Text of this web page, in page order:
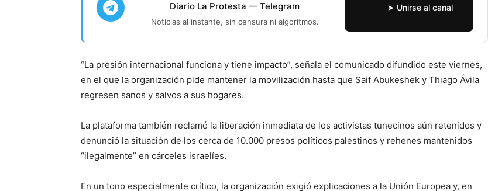
Diario La Protesta — Telegram
Noticias al instante, sin censura ni algoritmos.
➤ Unirse al canal
“La presión internacional funciona y tiene impacto”, señala el comunicado difundido este viernes,
en el que la organización pide mantener la movilización hasta que Saif Abukeshek y Thiago Ávila
regresen sanos y salvos a sus hogares.
La plataforma también reclamó la liberación inmediata de los activistas tunecinos aún retenidos y
denunció la situación de los cerca de 10.000 presos políticos palestinos y rehenes mantenidos
“ilegalmente” en cárceles israelíes.
En un tono especialmente crítico, la organización exigió explicaciones a la Unión Europea y, en